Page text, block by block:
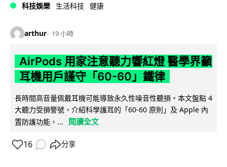
科技娛樂 生活科技 健康
arthur 19 小時
AirPods 用家注意聽力響紅燈 醫學界籲
耳機用戶謹守「60-60」鐵律
長時間高音量佩戴耳機可能導致永久性噪音性聽損。本文盤點 4
大聽力受損警號，介紹科學護耳的「60-60 原則」及 Apple 內
置防護功能，...
閱讀全文
16 分享